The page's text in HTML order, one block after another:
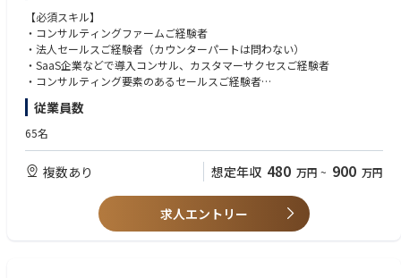
・年齢層は高めですが、様々な分野の経験豊富なインストラクターが多
く、多様な助言を得られます。
・会議運営や資料整理を通じたプロジェクト全体の可視化
・課題抽出から対応フォローまでの一連の管理業務
・専門知識の習得を通じた、設計業務への関与（機械分野など）
プロジェクト管理を軸にしながら、専門領域への理解も深め、幅広い視点
で貢献いただくことを想定しています。
■魅力、面白み：
本ポジションは、日本のエネルギー基盤に関わる大規模プロジェクトに携
わる機会があり、長期的かつ社会的意義の高い業務に関われる点が特徴で
す。
・原子力発電所の新規建設という、国内でも限られた大規模プロジェクト
・許認可対応を通じ、建設から運転・廃止措置まで続く長期事業への関与
・多様な専門分野（安全・機械・土木など）と連携しながら知見を広げら
・エネオク導入が決定した自治体に対する、電力調達までのカスタマーサ
クセス
・社内PMチーム、オペレーションチームとの連携
・ナレッジを体系化し、チームスキルを平準化
・オペレーション各種の合理化、効率化
【仕事のやりがい】
・スタートアップ初期のコアメンバーとして、事業推進、組織作りを経験
・電力業界のDXやスタートアップの成長を自分ごととして体験できます。
う役に立っているのか？実感値を得ながら仕事を進めることができます。
・原則フルリモートなので、1日24時間の自分の時間を自分らしく使うこ
【必須スキル】
・コンサルティングファームご経験者
・法人セールスご経験者（カウンターパートは問わない）
・SaaS企業などで導入コンサル、カスタマーサクセスご経験者
・コンサルティング要素のあるセールスご経験者
・営業企画のご経験
上記いずれかに加えて、マネージャーのご経験
・電力小売、太陽光等説明の営業経験
・官公庁自治体向けの営業経験
・プレゼンテーションスキル
・脱炭素に関連するコンサルティング経験
従業員数
65名
複数あり 想定年収 480 万円 ~ 900 万円
求人エントリー